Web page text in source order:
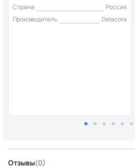
Страна
Россия
Производитель
Delacora
Отзывы(0)